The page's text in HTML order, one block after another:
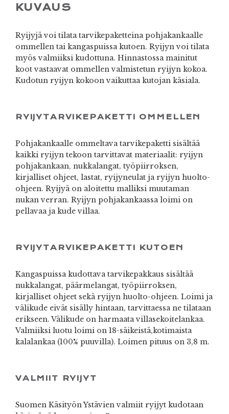
KUVAUS
Ryijyjä voi tilata tarvikepaketteina pohjakankaalle
ommellen tai kangaspuissa kutoen. Ryijyn voi tilata
myös valmiiksi kudottuna. Hinnastossa mainitut
koot vastaavat ommellen valmistetun ryijyn kokoa.
Kudotun ryijyn kokoon vaikuttaa kutojan käsiala.
RYIJYTARVIKEPAKETTI OMMELLEN
Pohjakankaalle ommeltava tarvikepaketti sisältää
kaikki ryijyn tekoon tarvittavat materiaalit: ryijyn
pohjakankaan, nukkalangat, työpiirroksen,
kirjalliset ohjeet, lastat, ryijyneulat ja ryijyn huolto-
ohjeen. Ryijyä on aloitettu malliksi muutaman
nukan verran. Ryijyn pohjakankaassa loimi on
pellavaa ja kude villaa.
RYIJYTARVIKEPAKETTI KUTOEN
Kangaspuissa kudottava tarvikepakkaus sisältää
nukkalangat, päärmelangat, työpiirroksen,
kirjalliset ohjeet sekä ryijyn huolto-ohjeen. Loimi ja
välikude eivät sisälly hintaan, tarvittaessa ne tilataan
erikseen. Välikude on harmaata villasekoitelankaa.
Valmiiksi luotu loimi on 18-säikeistä,kotimaista
kalalankaa (100% puuvilla). Loimen pituus on 3,8 m.
VALMIIT RYIJYT
Suomen Käsityön Ystävien valmiit ryijyt kudotaan